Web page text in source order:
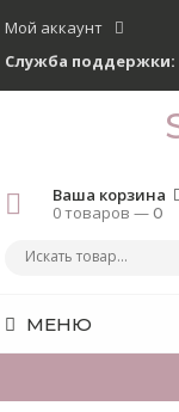
Мой аккаунт
Служба поддержки:
Ваша корзина
0 товаров —0
МЕНЮ